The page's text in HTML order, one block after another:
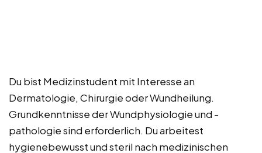
Du bist Medizinstudent mit Interesse an
Dermatologie, Chirurgie oder Wundheilung.
Grundkenntnisse der Wundphysiologie und -
pathologie sind erforderlich. Du arbeitest
hygienebewusst und steril nach medizinischen